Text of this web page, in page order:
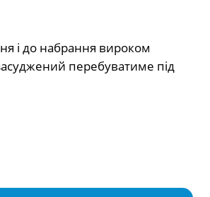
і до набрання вироком
перебуватиме під